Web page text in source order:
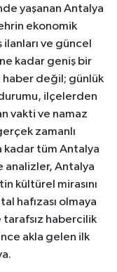
yaşanan Antalya
ekonomik
ve güncel
kadar geniş bir
haber değil; günlük
ilçelerden
vakti ve namaz
zamanlı
kadar tüm Antalya
analizler, Antalya
kültürel mirasını
hafızası olmaya
tarafsız habercilik
akla gelen ilk